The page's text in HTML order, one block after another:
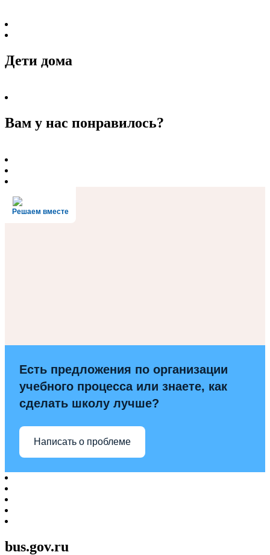
Дети дома
Вам у нас понравилось?
Решаем вместе
Есть предложения по организации
учебного процесса или знаете, как
сделать школу лучше?
Написать о проблеме
bus.gov.ru